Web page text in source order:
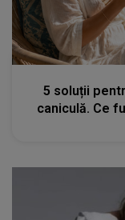
5 soluții
caniculă. Ce